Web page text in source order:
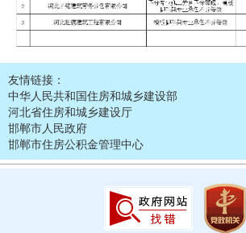
友情链接：
中华人民共和国住房和城乡建设部
河北省住房和城乡建设厅
邯郸市人民政府
邯郸市住房公积金管理中心